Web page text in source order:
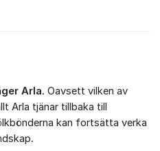
Arla. Oavsett vilken av
Arla tjänar tillbaka till
kan fortsätta verka